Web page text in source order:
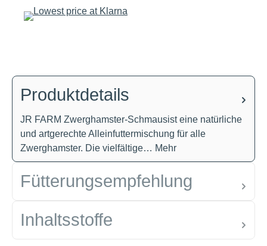
Produktdetails
JR FARM Zwerghamster-Schmausist eine natürliche
und artgerechte Alleinfuttermischung für alle
Zwerghamster. Die vielfältige… Mehr
Fütterungsempfehlung
Inhaltsstoffe